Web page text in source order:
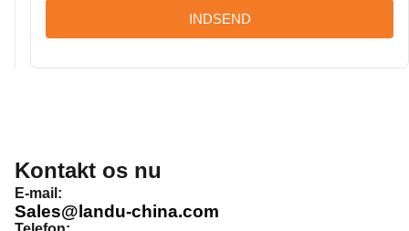
INDSEND
Kontakt os nu
E-mail:
Sales@landu-china.com